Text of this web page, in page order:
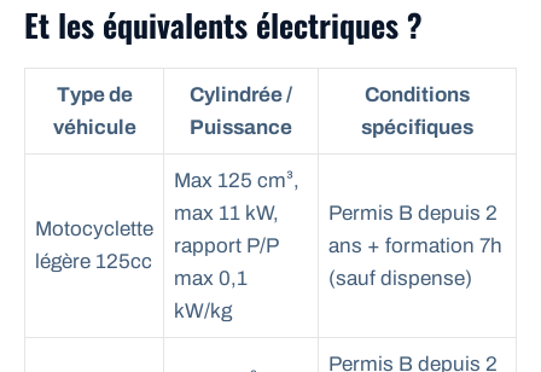
Et les équivalents électriques ?
Type de
véhicule
Cylindrée /
Puissance
Conditions
spécifiques
Motocyclette
légère 125cc
Max 125 cm³,
max 11 kW,
rapport P/P
max 0,1
kW/kg
Permis B depuis 2
ans + formation 7h
(sauf dispense)
Permis B depuis 2